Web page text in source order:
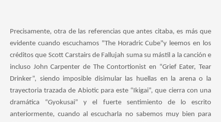
Precisamente, otra de las referencias que antes citaba, es más que
evidente cuando escuchamos "The Horadric Cube"y leemos en los
créditos que Scott Carstairs de Fallujah suma su mástil a la canción e
incluso John Carpenter de The Contortionist en “Grief Eater, Tear
Drinker”, siendo imposible disimular las huellas en la arena o la
trayectoria trazada de Abiotic para este “Ikigai”, que cierra con una
dramática “Gyokusai” y el fuerte sentimiento de lo escrito
anteriormente, cuando al escucharla no sabemos muy bien para